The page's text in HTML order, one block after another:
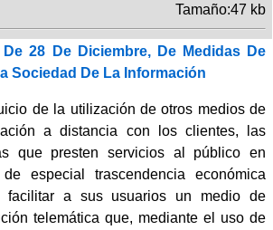
Tamaño:47 kb
De 28 De Diciembre, De Medidas De
Sociedad De La Información
de la utilización de otros medios de
a distancia con los clientes, las
que presten servicios al público en
especial trascendencia económica
facilitar a sus usuarios un medio de
telemática que, mediante el uso de